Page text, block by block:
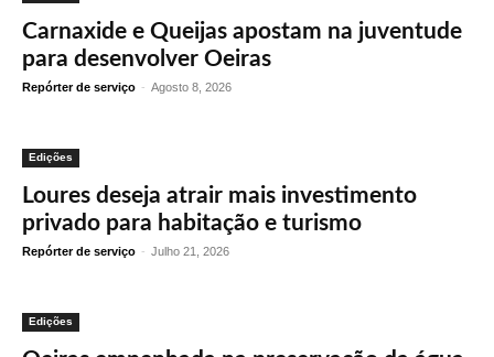
Carnaxide e Queijas apostam na juventude
para desenvolver Oeiras
Repórter de serviço - Agosto 8, 2026
Edições
Loures deseja atrair mais investimento
privado para habitação e turismo
Repórter de serviço - Julho 21, 2026
Edições